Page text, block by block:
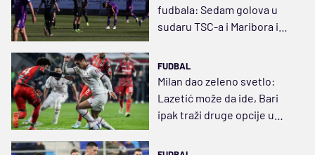
fudbala: Sedam golova u
sudaru TSC-a i Maribora i
FUDBAL
Milan dao zeleno svetlo:
Lazetić može da ide, Bari
ipak traži druge opcije u